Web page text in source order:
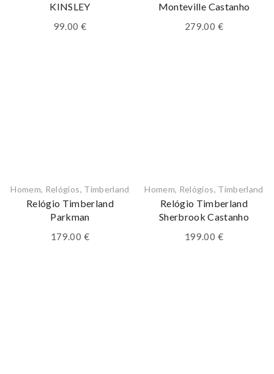
KINSLEY
99.00 €
Monteville Castanho
279.00 €
Homem, Relógios, Timberland
Relógio Timberland
Parkman
179.00 €
Homem, Relógios, Timberland
Relógio Timberland
Sherbrook Castanho
199.00 €